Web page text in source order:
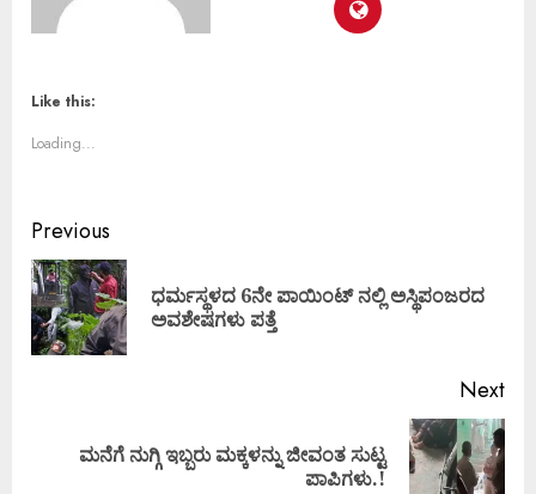
Like this:
Loading...
Previous
ಧರ್ಮಸ್ಥಳದ 6ನೇ ಪಾಯಿಂಟ್ ನಲ್ಲಿ ಅಸ್ಥಿಪಂಜರದ
ಅವಶೇಷಗಳು ಪತ್ತೆ
Next
ಮನೆಗೆ ನುಗ್ಗಿ ಇಬ್ಬರು ಮಕ್ಕಳನ್ನು ಜೀವಂತ ಸುಟ್ಟ
ಪಾಪಿಗಳು.!